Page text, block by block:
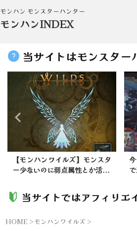
モンハン モンスターハンター
モンハンINDEX
当サイトはモンスター
今日は★Kanonさんのお部屋
で遊んでました。2024...
当サイトではアフィリエ
HOME >モンハンワイルズ >